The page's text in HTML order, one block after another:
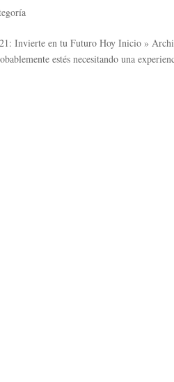
Invierte en tu Futuro Hoy Inicio »
estés necesitando una